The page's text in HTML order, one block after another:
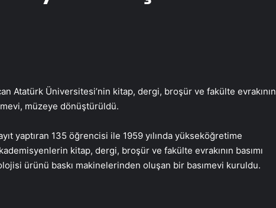
Atatürk Üniversitesi’nin kitap, dergi, broşür ve fakülte evrakının
müzeye dönüştürüldü.
yaptıran 135 öğrencisi ile 1959 yılında yükseköğretime
kitap, dergi, broşür ve fakülte evrakının basımı
ürünü baskı makinelerinden oluşan bir basımevi kuruldu.